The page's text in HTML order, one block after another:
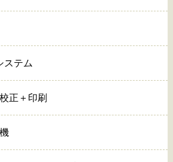
ステム
正＋印刷